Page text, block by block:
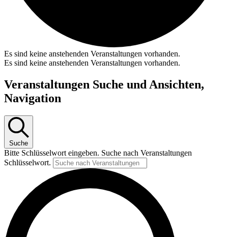
Es sind keine anstehenden Veranstaltungen vorhanden.
Es sind keine anstehenden Veranstaltungen vorhanden.
Veranstaltungen Suche und Ansichten,
Navigation
Suche
Bitte Schlüsselwort eingeben. Suche nach Veranstaltungen
Schlüsselwort.